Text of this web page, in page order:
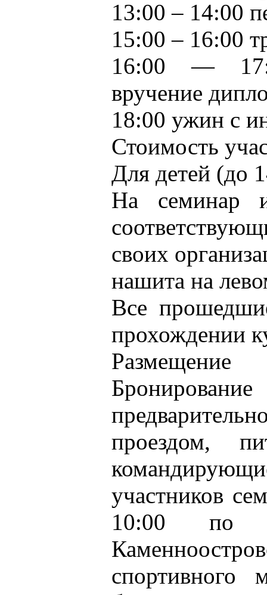
13:00 – 14:00
15:00 – 16:00
16:00 —
вручение
18:00 ужин с
Стоимость
Для детей (до
На семинар
своих
нашита на
Все
прохождении
Размещение
проездом,
участников
10:00 по
спортивного